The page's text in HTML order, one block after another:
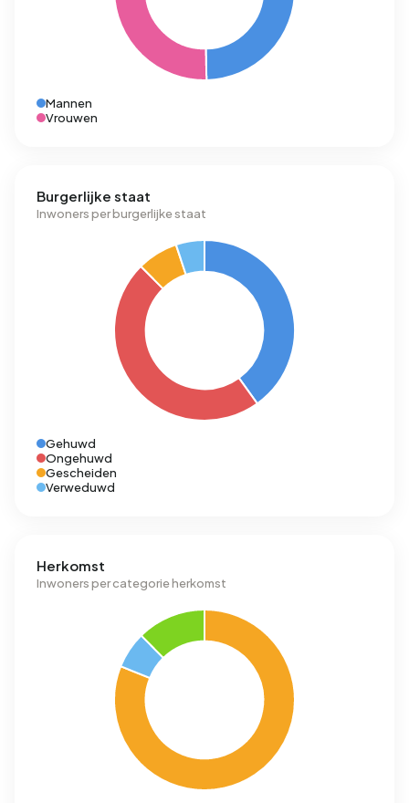
Mannen
Vrouwen
Burgerlijke staat
Inwoners per burgerlijke staat
Gehuwd
Ongehuwd
Gescheiden
Verweduwd
Herkomst
Inwoners per categorie herkomst